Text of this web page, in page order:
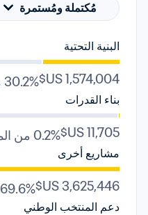
مُكتملة ومُستمرة
البنية التحتية
30.2% من المبالغ المخصّصة
بناء القدرات
0.2% من المبالغ المخصّصة
مشاريع أخرى
69.6% من المبالغ المخصّصة
دعم المنتخب الوطني